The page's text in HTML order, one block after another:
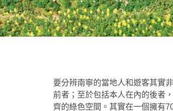
要分辨南寧的當地人和遊客其實
前者；至於包括本人在內的後者
齊的綠色空間。其實在一個擁有